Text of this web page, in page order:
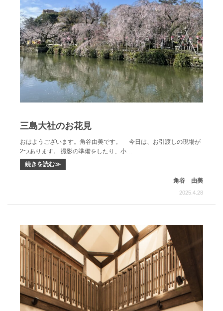
三島大社のお花見
おはようございます。角谷由美です。 今日は、お引渡しの現場が
2つあります。 撮影の準備をしたり、小…
続きを読む≫
角谷 由美
2025.4.28